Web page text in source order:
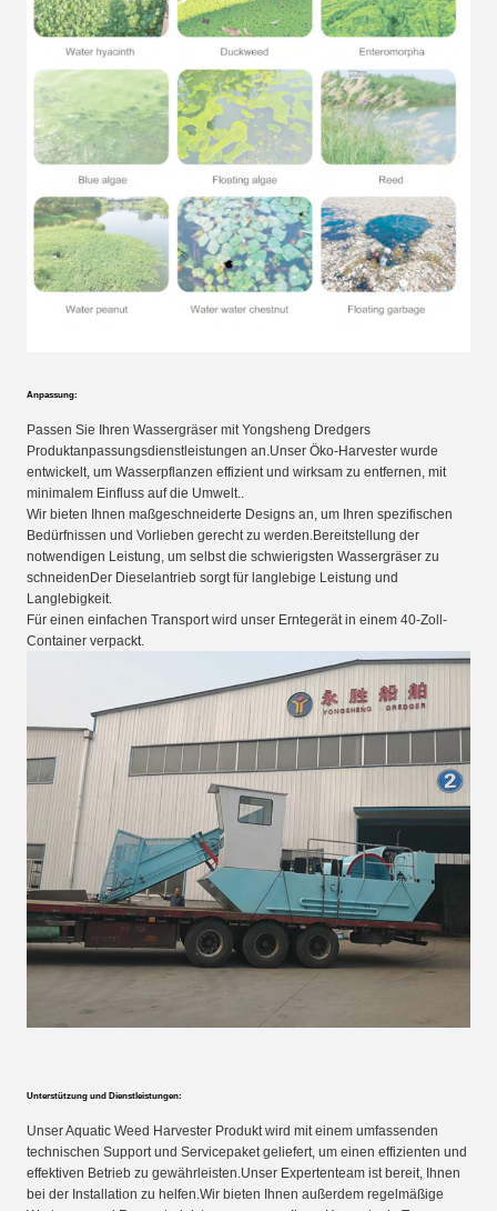
Anpassung:
Passen Sie Ihren Wassergräser mit Yongsheng Dredgers
Produktanpassungsdienstleistungen an.Unser Öko-Harvester wurde
entwickelt, um Wasserpflanzen effizient und wirksam zu entfernen, mit
minimalem Einfluss auf die Umwelt..
Wir bieten Ihnen maßgeschneiderte Designs an, um Ihren spezifischen
Bedürfnissen und Vorlieben gerecht zu werden.Bereitstellung der
notwendigen Leistung, um selbst die schwierigsten Wassergräser zu
schneidenDer Dieselantrieb sorgt für langlebige Leistung und
Langlebigkeit.
Für einen einfachen Transport wird unser Erntegerät in einem 40-Zoll-
Container verpackt.
Unterstützung und Dienstleistungen:
Unser Aquatic Weed Harvester Produkt wird mit einem umfassenden
technischen Support und Servicepaket geliefert, um einen effizienten und
effektiven Betrieb zu gewährleisten.Unser Expertenteam ist bereit, Ihnen
bei der Installation zu helfen.Wir bieten Ihnen außerdem regelmäßige